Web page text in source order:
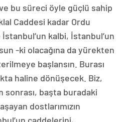
bu süreci öyle güçlü sahip
Caddesi kadar Ordu
kalbi, İstanbul’un
-ki olacağına da yürekten
başlansın. Burası
haline dönüşecek. Biz,
sonrası, başta buradaki
dostlarımızın